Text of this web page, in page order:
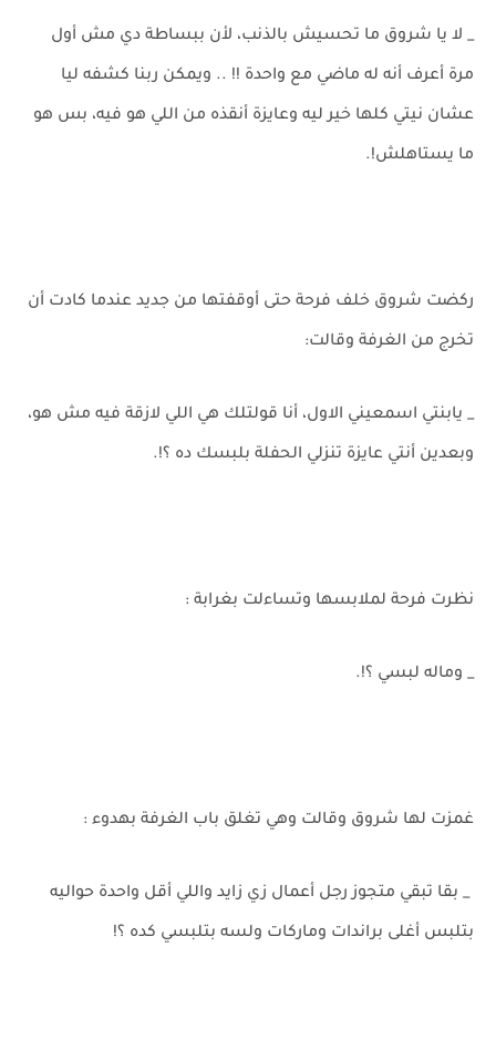
_ لا يا شروق ما تحسيش بالذنب، لأن ببساطة دي مش أول
مرة أعرف أنه له ماضي مع واحدة !! .. ويمكن ربنا كشفه ليا
عشان نيتي كلها خير ليه وعايزة أنقذه من اللي هو فيه، بس هو
ما يستاهلش!.
ركضت شروق خلف فرحة حتى أوقفتها من جديد عندما كادت أن
تخرج من الغرفة وقالت:
_ يابنتي اسمعيني الاول، أنا قولتلك هي اللي لازقة فيه مش هو،
وبعدين أنتي عايزة تنزلي الحفلة بلبسك ده ؟!.
نظرت فرحة لملابسها وتساءلت بغرابة :
_ وماله لبسي ؟!.
غمزت لها شروق وقالت وهي تغلق باب الغرفة بهدوء :
_ بقا تبقي متجوز رجل أعمال زي زايد واللي أقل واحدة حواليه
بتلبس أغلى براندات وماركات ولسه بتلبسي كده ؟!